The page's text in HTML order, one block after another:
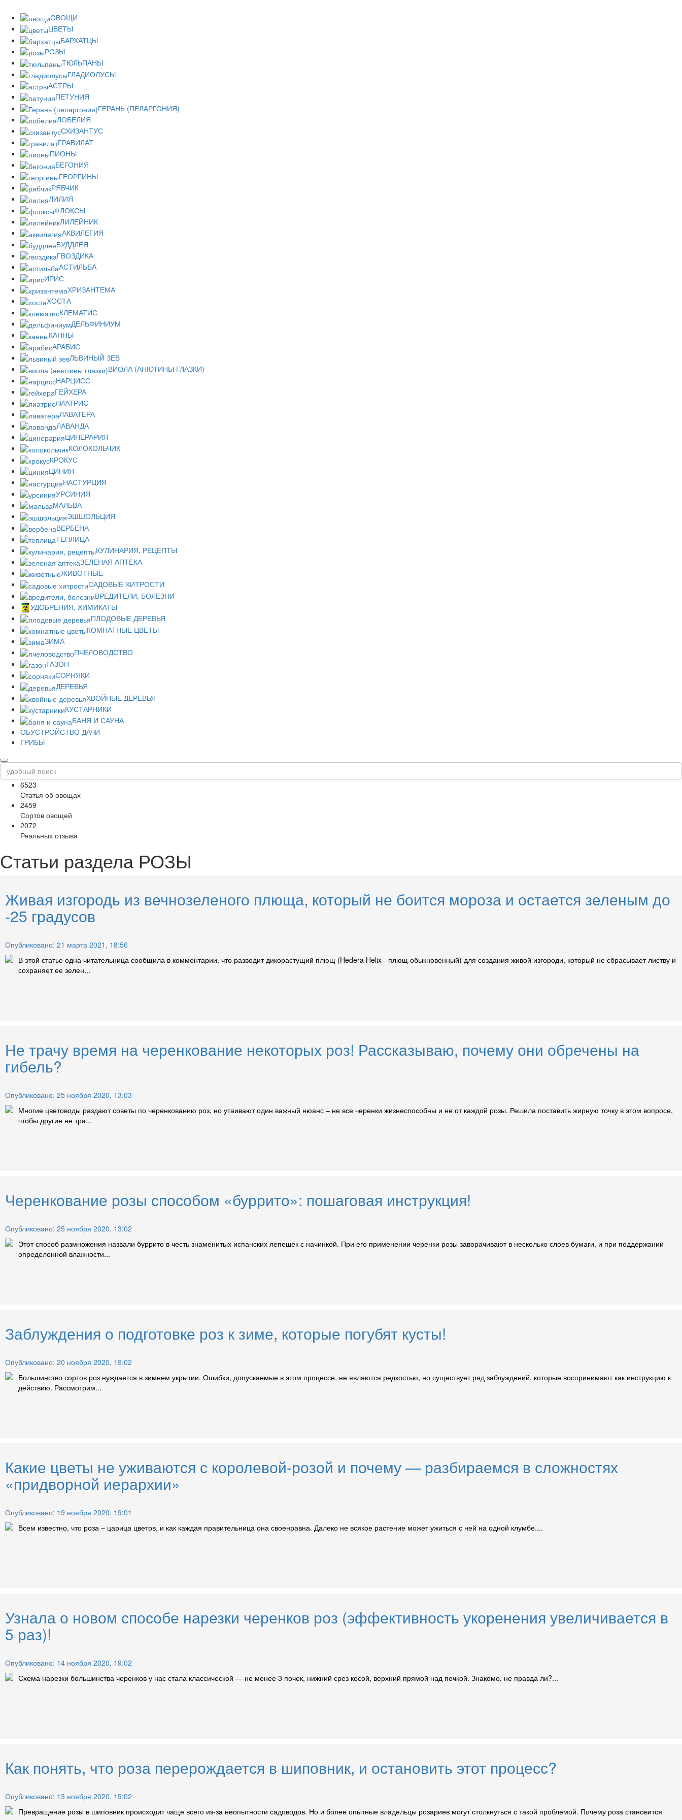
ОВОЩИ
ЦВЕТЫ
БАРХАТЦЫ
РОЗЫ
ТЮЛЬПАНЫ
ГЛАДИОЛУСЫ
АСТРЫ
ПЕТУНИЯ
ГЕРАНЬ (ПЕЛАРГОНИЯ)
ЛОБЕЛИЯ
СХИЗАНТУС
ГРАВИЛАТ
ПИОНЫ
БЕГОНИЯ
ГЕОРГИНЫ
РЯБЧИК
ЛИЛИЯ
ФЛОКСЫ
ЛИЛЕЙНИК
АКВИЛЕГИЯ
БУДДЛЕЯ
ГВОЗДИКА
АСТИЛЬБА
ИРИС
ХРИЗАНТЕМА
ХОСТА
КЛЕМАТИС
ДЕЛЬФИНИУМ
КАННЫ
АРАБИС
ЛЬВИНЫЙ ЗЕВ
ВИОЛА (АНЮТИНЫ ГЛАЗКИ)
НАРЦИСС
ГЕЙХЕРА
ЛИАТРИС
ЛАВАТЕРА
ЛАВАНДА
ЦИНЕРАРИЯ
КОЛОКОЛЬЧИК
КРОКУС
ЦИНИЯ
НАСТУРЦИЯ
УРСИНИЯ
МАЛЬВА
ЭШШОЛЬЦИЯ
ВЕРБЕНА
ТЕПЛИЦА
КУЛИНАРИЯ, РЕЦЕПТЫ
ЗЕЛЕНАЯ АПТЕКА
ЖИВОТНЫЕ
САДОВЫЕ ХИТРОСТИ
ВРЕДИТЕЛИ, БОЛЕЗНИ
УДОБРЕНИЯ, ХИМИКАТЫ
ПЛОДОВЫЕ ДЕРЕВЬЯ
КОМНАТНЫЕ ЦВЕТЫ
ЗИМА
ПЧЕЛОВОДСТВО
ГАЗОН
СОРНЯКИ
ДЕРЕВЬЯ
ХВОЙНЫЕ ДЕРЕВЬЯ
КУСТАРНИКИ
БАНЯ И САУНА
ОБУСТРОЙСТВО ДАЧИ
ГРИБЫ
6523
Статья об овощах
2459
Сортов овощей
2072
Реальных отзыва
Статьи раздела РОЗЫ
Живая изгородь из вечнозеленого плюща, который не боится мороза и остается зеленым до
-25 градусов
Опубликовано: 21 марта 2021, 18:56
В этой статье одна читательница сообщила в комментарии, что разводит дикорастущий плющ (Hedera Helix - плющ обыкновенный) для создания живой изгороди, который не сбрасывает листву и
сохраняет ее зелен...
Не трачу время на черенкование некоторых роз! Рассказываю, почему они обречены на
гибель?
Опубликовано: 25 ноября 2020, 13:03
Многие цветоводы раздают советы по черенкованию роз, но утаивают один важный нюанс – не все черенки жизнеспособны и не от каждой розы. Решила поставить жирную точку в этом вопросе,
чтобы другие не тра...
Черенкование розы способом «буррито»: пошаговая инструкция!
Опубликовано: 25 ноября 2020, 13:02
Этот способ размножения назвали буррито в честь знаменитых испанских лепешек с начинкой. При его применении черенки розы заворачивают в несколько слоев бумаги, и при поддержании
определенной влажности...
Заблуждения о подготовке роз к зиме, которые погубят кусты!
Опубликовано: 20 ноября 2020, 19:02
Большинство сортов роз нуждается в зимнем укрытии. Ошибки, допускаемые в этом процессе, не являются редкостью, но существует ряд заблуждений, которые воспринимают как инструкцию к
действию. Рассмотрим...
Какие цветы не уживаются с королевой-розой и почему — разбираемся в сложностях
«придворной иерархии»
Опубликовано: 19 ноября 2020, 19:01
Всем известно, что роза – царица цветов, и как каждая правительница она своенравна. Далеко не всякое растение может ужиться с ней на одной клумбе....
Узнала о новом способе нарезки черенков роз (эффективность укоренения увеличивается в
5 раз)!
Опубликовано: 14 ноября 2020, 19:02
Схема нарезки большинства черенков у нас стала классической — не менее 3 почек, нижний срез косой, верхний прямой над почкой. Знакомо, не правда ли?...
Как понять, что роза перерождается в шиповник, и остановить этот процесс?
Опубликовано: 13 ноября 2020, 19:02
Превращение розы в шиповник происходит чаще всего из-за неопытности садоводов. Но и более опытные владельцы розариев могут столкнуться с такой проблемой. Почему роза становится